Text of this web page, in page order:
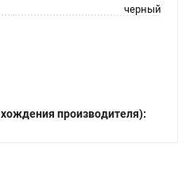
черный
производителя):